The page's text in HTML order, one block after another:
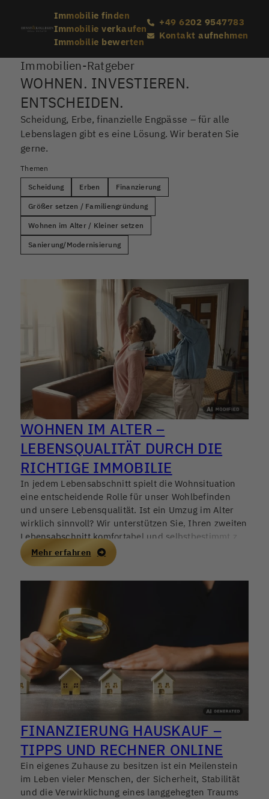
Immobilie finden
Immobilie verkaufen
Immobilie bewerten
+49 6202 9547783
Kontakt aufnehmen
Immobilien-Ratgeber
WOHNEN. INVESTIEREN.
ENTSCHEIDEN.
Scheidung, Erbe, finanzielle Engpässe – für alle
Lebenslagen gibt es eine Lösung. Wir beraten Sie
gerne.
Themen
Scheidung Erben Finanzierung
Größer setzen / Familiengründung
Wohnen im Alter / Kleiner setzen
Sanierung/Modernisierung
WOHNEN IM ALTER –
LEBENSQUALITÄT DURCH DIE
RICHTIGE IMMOBILIE
In jedem Lebensabschnitt spielt die Wohnsituation
eine entscheidende Rolle für unser Wohlbefinden
und unsere Lebensqualität. Ist ein Umzug im Alter
wirklich sinnvoll? Wir unterstützen Sie, Ihren zweiten
Lebensabschnitt komfortabel und selbstbestimmt zu
gestalten.
Mehr erfahren
FINANZIERUNG HAUSKAUF –
TIPPS UND RECHNER ONLINE
Ein eigenes Zuhause zu besitzen ist ein Meilenstein
im Leben vieler Menschen, der Sicherheit, Stabilität
und die Verwirklichung eines langgehegten Traums